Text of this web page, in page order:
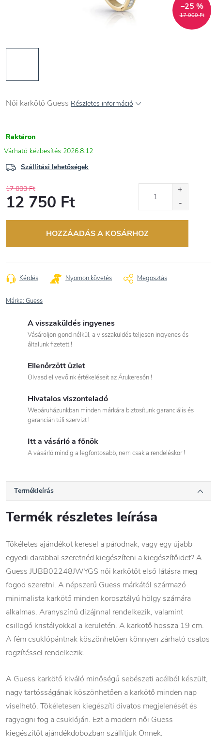
17 000 Ft
–25 %
Női karkötő Guess Részletes információ
Raktáron
2026.8.12
Szállítási lehetőségek
17 000 Ft
12 750 Ft
HOZZÁADÁS A KOSÁRHOZ
Kérdés Nyomon követés Megosztás
Márka: Guess
A visszaküldés ingyenes
Vásároljon gond nélkül, a visszaküldés teljesen ingyenes és
általunk fizetett !
Ellenőrzött üzlet
Olvasd el vevőink értékeléseit az Árukeresőn !
Hivatalos viszonteladó
Webáruházunkban minden márkára biztosítunk garanciális és
garancián túli szervizt !
Itt a vásárló a főnök
A vásárló mindig a legfontosabb, nem csak a rendeléskor !
Termékleírás
Termék részletes leírása
Tökéletes ajándékot keresel a párodnak, vagy egy újabb
egyedi darabbal szeretnéd kiegészíteni a kiegészítőidet? A
Guess JUBB02248JWYGS női karkötőt első látásra meg
fogod szeretni. A népszerű Guess márkától származó
minimalista karkötő minden korosztályú hölgy számára
alkalmas. Aranyszínű dizájnnal rendelkezik, valamint
csillogó kristályokkal a kerületén. A karkötő hossza 19 cm.
A fém csuklópántnak köszönhetően könnyen zárható csatos
rögzítéssel rendelkezik.
A Guess karkötő kiváló minőségű sebészeti acélból készült,
nagy tartósságának köszönhetően a karkötő minden nap
viselhető. Tökéletesen kiegészíti divatos megjelenését és
ragyogni fog a csuklóján. Ezt a modern női Guess
kiegészítőt ajándékdobozban szállítjuk Önnek.